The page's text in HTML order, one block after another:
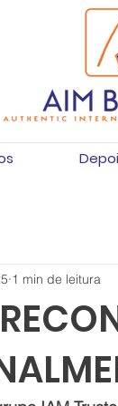
1 min de leitura